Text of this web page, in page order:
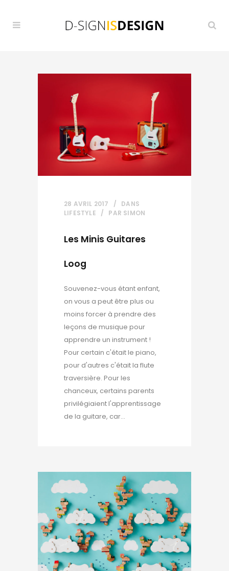
28 AVRIL 2017
DANS
LIFESTYLE
PAR SIMON
Les Minis Guitares
Loog
Souvenez-vous étant enfant,
on vous a peut être plus ou
moins forcer à prendre des
leçons de musique pour
apprendre un instrument !
Pour certain c'était le piano,
pour d'autres c'était la flute
traversière. Pour les
chanceux, certains parents
privilégiaient l'apprentissage
de la guitare, car...